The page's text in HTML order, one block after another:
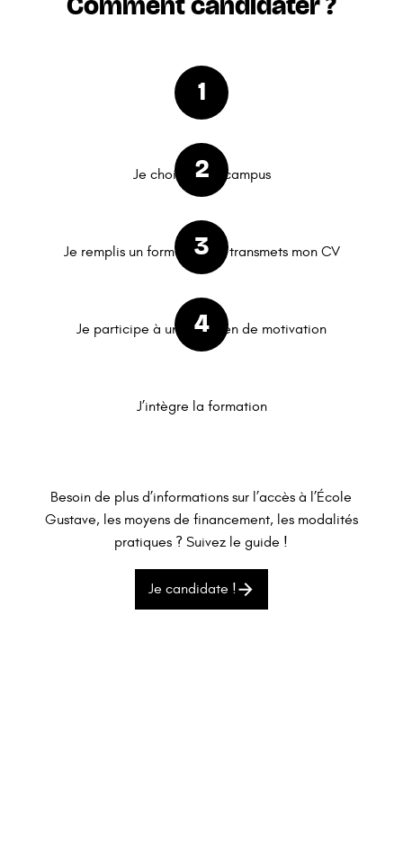
Je choisis mon campus
Je remplis un formulaire et transmets mon CV
Je participe à un entretien de motivation
J’intègre la formation
Besoin de plus d’informations sur l’accès à l’École
Gustave, les moyens de financement, les modalités
pratiques ? Suivez le guide !
Je candidate !